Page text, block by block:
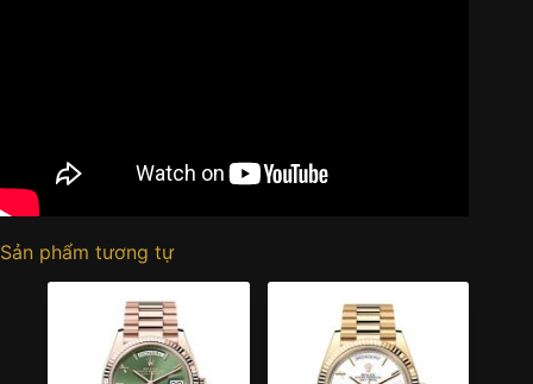
Sản phẩm tương tự